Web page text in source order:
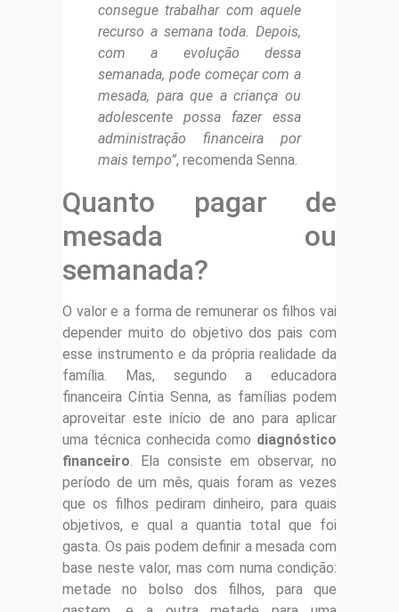
consegue trabalhar com aquele
recurso a semana toda. Depois,
com a evolução dessa
semanada, pode começar com a
mesada, para que a criança ou
adolescente possa fazer essa
administração financeira por
mais tempo”, recomenda Senna.
Quanto pagar de
mesada ou
semanada?
O valor e a forma de remunerar os filhos vai
depender muito do objetivo dos pais com
esse instrumento e da própria realidade da
família. Mas, segundo a educadora
financeira Cíntia Senna, as famílias podem
aproveitar este início de ano para aplicar
uma técnica conhecida como diagnóstico
financeiro. Ela consiste em observar, no
período de um mês, quais foram as vezes
que os filhos pediram dinheiro, para quais
objetivos, e qual a quantia total que foi
gasta. Os pais podem definir a mesada com
base neste valor, mas com numa condição:
metade no bolso dos filhos, para que